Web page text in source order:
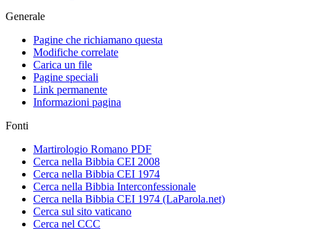
Generale
Pagine che richiamano questa
Modifiche correlate
Carica un file
Pagine speciali
Link permanente
Informazioni pagina
Fonti
Martirologio Romano PDF
Cerca nella Bibbia CEI 2008
Cerca nella Bibbia CEI 1974
Cerca nella Bibbia Interconfessionale
Cerca nella Bibbia CEI 1974 (LaParola.net)
Cerca sul sito vaticano
Cerca nel CCC